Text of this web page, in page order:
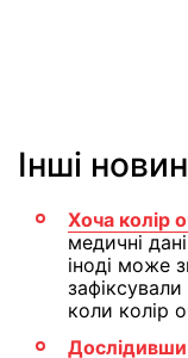
Інші
Хоча колір
медичні
іноді може
коли колір